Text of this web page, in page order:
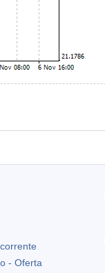
- Oferta